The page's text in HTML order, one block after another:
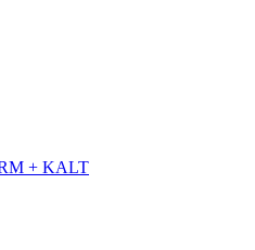
+ KALT